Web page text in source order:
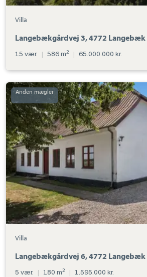
Villa
Langebækgårdvej 3, 4772 Langebæk
15 vær. | 586 m2 | 65.000.000 kr.
Villa:
Langebækgårdvej
6,
4772
Langebæk
Villa
Langebækgårdvej 6, 4772 Langebæk
5 vær. | 180 m2 | 1.595.000 kr.